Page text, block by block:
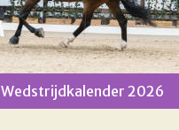
Wedstrijdkalender 2026